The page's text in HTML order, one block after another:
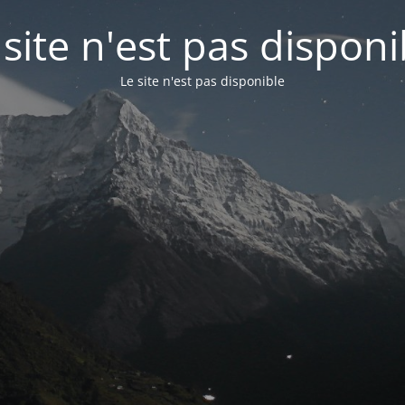
n'est pas
Le site n'est pas disponible